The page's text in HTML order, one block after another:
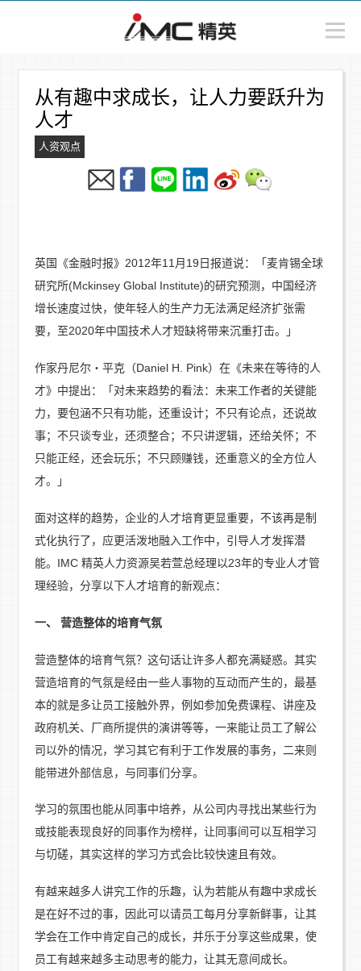
从有趣中求成长，让人力要跃升为
人才
人资观点
英国《金融时报》2012年11月19日报道说：「麦肯锡全球
研究所(Mckinsey Global Institute)的研究预测，中国经济
增长速度过快，使年轻人的生产力无法满足经济扩张需
要，至2020年中国技术人才短缺将带来沉重打击。」
作家丹尼尔‧平克（Daniel H. Pink）在《未来在等待的人
才》中提出：「对未来趋势的看法：未来工作者的关键能
力，要包涵不只有功能，还重设计；不只有论点，还说故
事；不只谈专业，还须整合；不只讲逻辑，还给关怀；不
只能正经，还会玩乐；不只顾赚钱，还重意义的全方位人
才。」
面对这样的趋势，企业的人才培育更显重要，不该再是制
式化执行了，应更活泼地融入工作中，引导人才发挥潜
能。IMC 精英人力资源吴若萱总经理以23年的专业人才管
理经验，分享以下人才培育的新观点：
一、 营造整体的培育气氛
营造整体的培育气氛？这句话让许多人都充满疑惑。其实
营造培育的气氛是经由一些人事物的互动而产生的，最基
本的就是多让员工接触外界，例如参加免费课程、讲座及
政府机关、厂商所提供的演讲等等，一来能让员工了解公
司以外的情况，学习其它有利于工作发展的事务，二来则
能带进外部信息，与同事们分享。
学习的氛围也能从同事中培养，从公司内寻找出某些行为
或技能表现良好的同事作为榜样，让同事间可以互相学习
与切磋，其实这样的学习方式会比较快速且有效。
有越来越多人讲究工作的乐趣，认为若能从有趣中求成长
是在好不过的事，因此可以请员工每月分享新鲜事，让其
学会在工作中肯定自己的成长，并乐于分享这些成果，使
员工有越来越多主动思考的能力，让其无意间成长。